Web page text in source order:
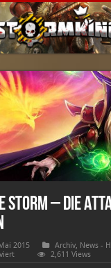
Storm – Die
2015 Archiv News -
für
Heroes
2,611 Views